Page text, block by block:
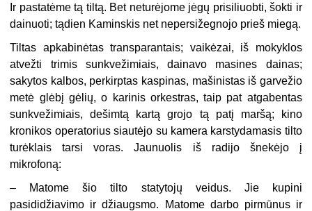
Ir pastatėme tą tiltą. Bet neturėjome jėgų prisiliuobti, šokti ir
dainuoti; tądien Kaminskis net nepersižegnojo prieš miegą.
Tiltas apkabinėtas transparantais; vaikėzai, iš mokyklos
atvežti trimis sunkvežimiais, dainavo masines dainas;
sakytos kalbos, perkirptas kaspinas, mašinistas iš garvežio
metė glėbį gėlių, o karinis orkestras, taip pat atgabentas
sunkvežimiais, dešimtą kartą grojo tą patį maršą; kino
kronikos operatorius siautėjo su kamera karstydamasis tilto
turėklais tarsi voras. Jaunuolis iš radijo šnekėjo į
mikrofoną:
– Matome šio tilto statytojų veidus. Jie kupini
pasididžiavimo ir džiaugsmo. Matome darbo pirmūnus ir